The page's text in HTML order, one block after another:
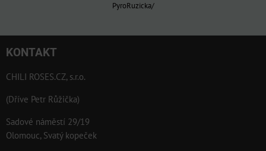
PyroRuzicka/
KONTAKT
CHILI ROSES.CZ, s.r.o.
(Dříve Petr Růžička)
Sadové náměstí 29/19
Olomouc, Svatý kopeček